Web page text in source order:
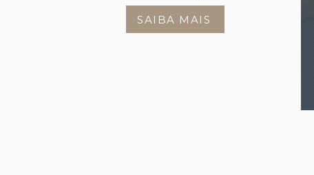
SAIBA MAIS